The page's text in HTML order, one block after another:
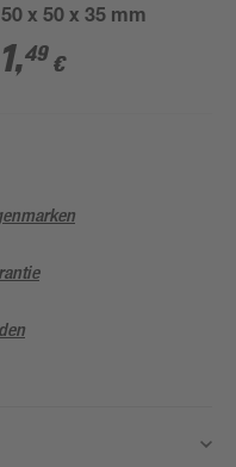
50 x 50 x 35 mm
1,49 €